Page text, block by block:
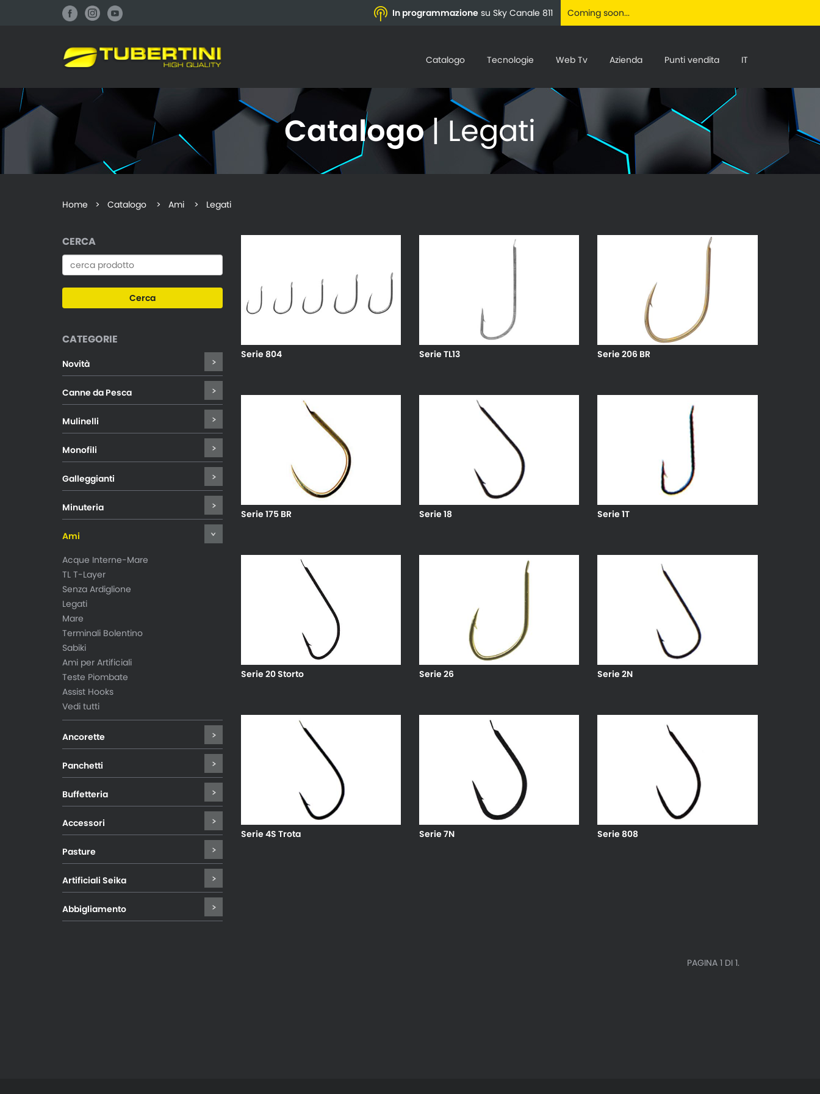
In programmazione su Sky Canale 811 Coming soon...
Catalogo Tecnologie Web Tv Azienda Punti vendita IT
Catalogo| Legati
Home > Catalogo > Ami > Legati
CERCA
CATEGORIE
Novità
Canne da Pesca
Mulinelli
Monofili
Galleggianti
Minuteria
Ami
Acque Interne-Mare
TL T-Layer
Senza Ardiglione
Legati
Mare
Terminali Bolentino
Sabiki
Ami per Artificiali
Teste Piombate
Assist Hooks
Vedi tutti
Ancorette
Panchetti
Buffetteria
Accessori
Pasture
Artificiali Seika
Abbigliamento
Serie 804 Serie TL13 Serie 206 BR
Serie 175 BR Serie 18 Serie 1T
Serie 20 Storto Serie 26 Serie 2N
Serie 4S Trota Serie 7N Serie 808
PAGINA 1 DI 1.